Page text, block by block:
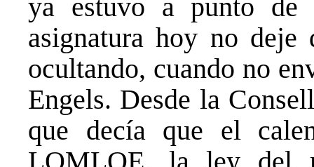
ya estuvo a punto de
asignatura hoy no deje
ocultando, cuando no
Engels. Desde la
que decía que el